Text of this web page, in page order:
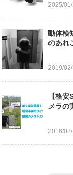
2025/01/
動体検
のあれ
2019/
【格
メラの
2016/